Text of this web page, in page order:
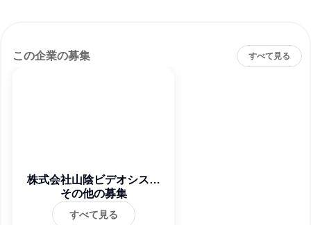
この企業の募集 すべて見る
株式会社山陰ビデオシステ
ム
その他の募集
すべて見る